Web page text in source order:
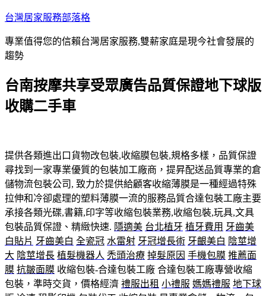
跳
主
要
容
台灣居家服務部落格
專業值得您的信賴台灣居家服務,雙薪家庭是現今社會發展的
趨勢
台南按摩共享受眾廣告品質保證地下球版
收購二手車
提供各類進出口貨物改包裝,收縮膜包裝,規格多樣，品質保證
尋找到一家專業優質的包裝加工廠商，提昇配送品質專業的倉
儲物流包裝公司, 致力於提供給顧客收縮薄膜是一種經過特殊
拉伸和冷卻處理的塑料薄膜一流的服務品質合達包裝工廠主要
承接各類光碟,書籍,印字等收縮包裝業務,收縮包裝,玩具,文具
包裝品質保證、精緻快速. 隱適美 台北植牙 植牙費用 牙齒美
白貼片 牙齒美白 全瓷冠 水雷射 牙冠增長術 牙齦美白 陰莖增
大 陰莖增長 植髮機器人 禿頭治療 掉髮原因 手機包膜 推薦面
膜 抗皺面膜 收縮包裝-合達包裝工廠 合達包裝工廠專營收縮
包裝，準時交貨，價格經濟 禮服出租 小禮服 媽媽禮服 地下球